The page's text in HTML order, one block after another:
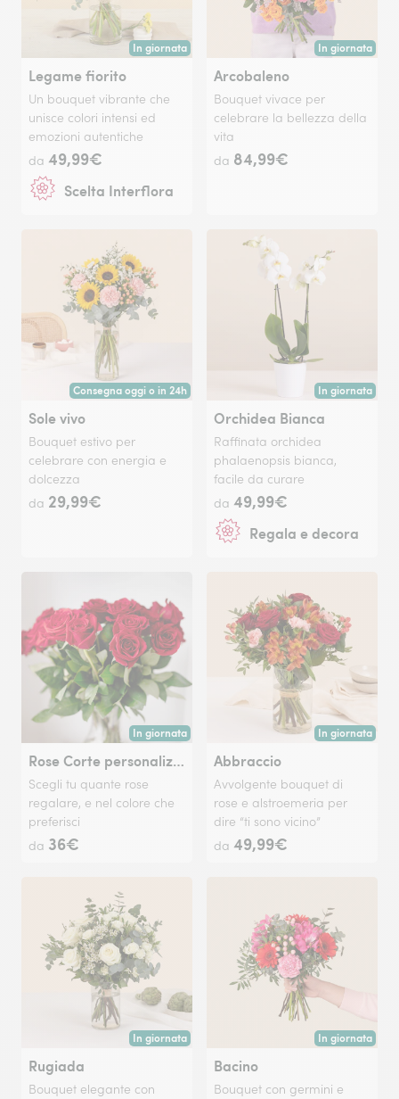
In giornata
Consegna disponibile oggi o in data a tua scelta.
Legame fiorito
Un bouquet vibrante che
unisce colori intensi ed
emozioni autentiche
da 49,99€
Scelta Interflora
In giornata
Consegna
Arcobaleno
Bouquet vivace per
celebrare la bellezza della
vita
da 84,99€
Consegna oggi o in 24h
Consegna a mano oggi tramite fiorista nelle grandi città o a
Sole vivo
Bouquet estivo per
celebrare con energia e
dolcezza
da 29,99€
In giornata
Consegna
Orchidea Bianca
Raffinata orchidea
phalaenopsis bianca,
facile da curare
da 49,99€
Regala e decora
In giornata
Consegna disponibile oggi o in data a tua scelta.
Rose Corte personalizzabili
Scegli tu quante rose
regalare, e nel colore che
preferisci
da 36€
In giornata
Consegna
Abbraccio
Avvolgente bouquet di
rose e alstroemeria per
dire “ti sono vicino”
da 49,99€
In giornata
Consegna disponibile oggi o in data a tua scelta.
Rugiada
Bouquet elegante con
In giornata
Consegna
Bacino
Bouquet con germini e